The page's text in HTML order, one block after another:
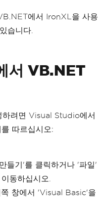
에서 IronXL을 사용
습니다.
서 VB.NET
려면 Visual Studio에서
따르십시오:
들기'를 클릭하거나 '파일'
동하십시오.
창에서 'Visual Basic'을